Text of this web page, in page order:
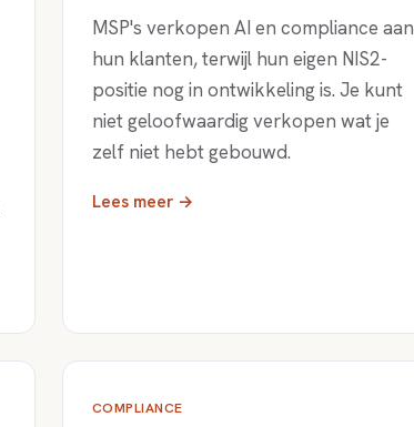
MSP's verkopen AI en compliance aan
hun klanten, terwijl hun eigen NIS2-
positie nog in ontwikkeling is. Je kunt
niet geloofwaardig verkopen wat je
zelf niet hebt gebouwd.
Lees meer →
COMPLIANCE